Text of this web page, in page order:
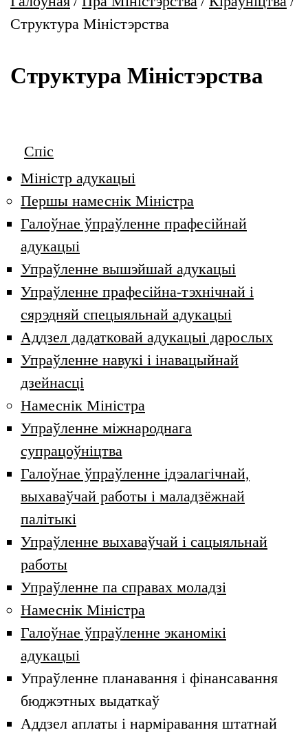
Структура Міністэрства
Структура Міністэрства
Спіс
Міністр адукацыі
Першы намеснік Міністра
Галоўнае ўпраўленне прафесійнай
адукацыі
Упраўленне вышэйшай адукацыі
Упраўленне прафесійна-тэхнічнай і
сярэдняй спецыяльнай адукацыі
Аддзел дадатковай адукацыі дарослых
Упраўленне навукі і інавацыйнай
дзейнасці
Намеснік Міністра
Упраўленне міжнароднага
супрацоўніцтва
Галоўнае ўпраўленне ідэалагічнай,
выхаваўчай работы і маладзёжнай
палітыкі
Упраўленне выхаваўчай і сацыяльнай
работы
Упраўленне па справах моладзі
Намеснік Міністра
Галоўнае ўпраўленне эканомікі
адукацыі
Упраўленне планавання і фінансавання
бюджэтных выдаткаў
Аддзел аплаты і нарміравання штатнай